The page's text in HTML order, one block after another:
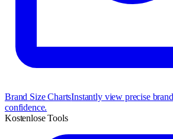
Brand Size ChartsInstantly view precise
confidence.
Kostenlose Tools